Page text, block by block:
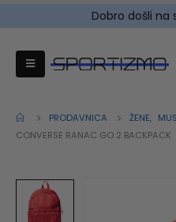
Dobro došli na
PRODAVNICA ŽENE,
CONVERSE RANAC GO 2 BACKPACK